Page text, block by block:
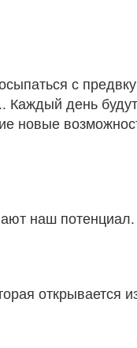
с
Каждый день
новые
наш потенциал.
открывается